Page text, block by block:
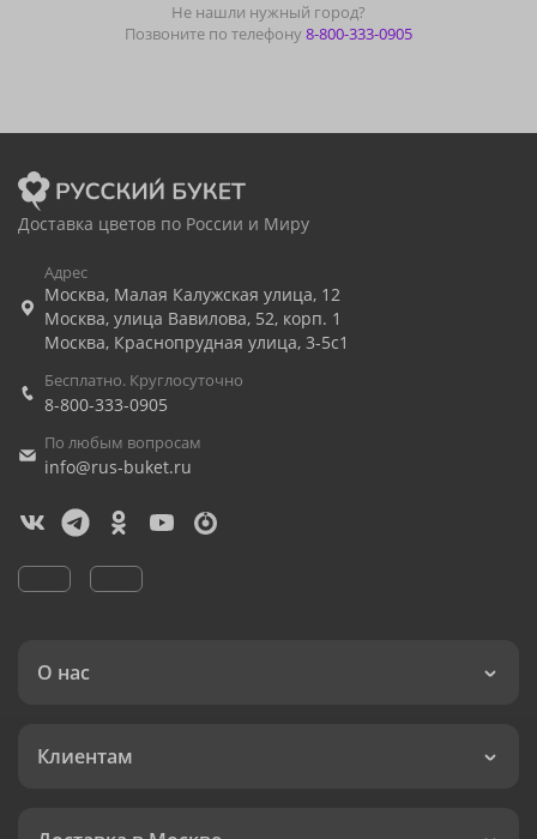
Не нашли нужный город?
Позвоните по телефону8-800-333-0905
Доставка цветов по России и Миру
Адрес
Москва, Малая Калужская улица, 12
Москва, улица Вавилова, 52, корп. 1
Москва, Краснопрудная улица, 3-5с1
Бесплатно. Круглосуточно
8-800-333-0905
По любым вопросам
info@rus-buket.ru
О нас
Клиентам